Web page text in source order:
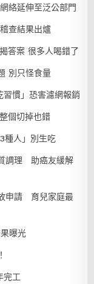
絡延伸至泛公部門
查結果出爐
答案 很多人喝錯了
別只怪食量
慣」恐害濾網報銷
個切掉也錯
種人」別生吃
調理 助癌友緩解
申請 育兒家庭最
曝光
完工